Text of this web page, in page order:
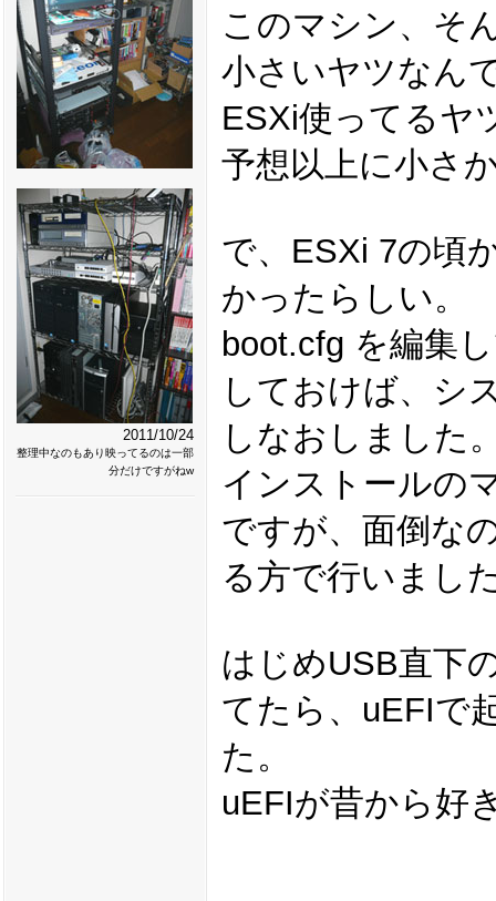
2011/10/24
整理中なのもあり映ってるのは一部
分だけですがねw
このマシン、そ
小さいヤツなん
ESXi使ってるヤ
予想以上に小さ
で、ESXi 7の頃
かったらしい。
boot.cfg を編集
しておけば、シ
しなおしました
インストールの
ですが、面倒な
る方で行いまし
はじめUSB直下
てたら、uEFIで
た。
uEFIが昔から好